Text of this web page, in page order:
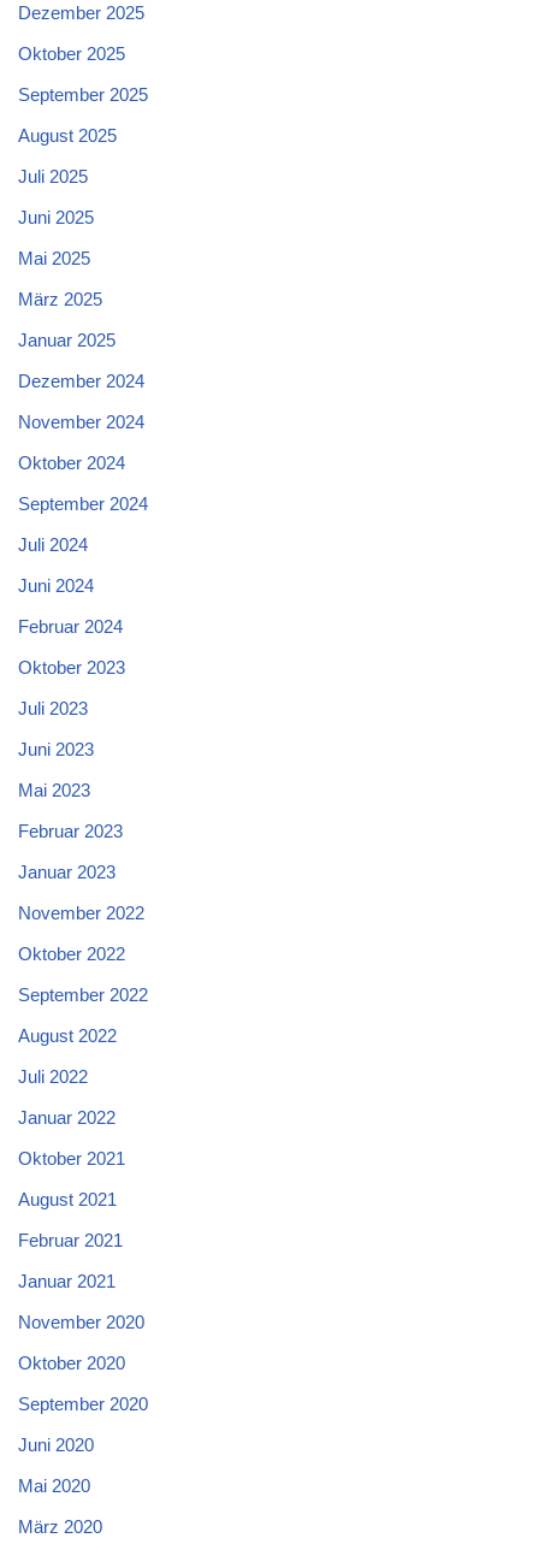
Dezember 2025
Oktober 2025
September 2025
August 2025
Juli 2025
Juni 2025
Mai 2025
März 2025
Januar 2025
Dezember 2024
November 2024
Oktober 2024
September 2024
Juli 2024
Juni 2024
Februar 2024
Oktober 2023
Juli 2023
Juni 2023
Mai 2023
Februar 2023
Januar 2023
November 2022
Oktober 2022
September 2022
August 2022
Juli 2022
Januar 2022
Oktober 2021
August 2021
Februar 2021
Januar 2021
November 2020
Oktober 2020
September 2020
Juni 2020
Mai 2020
März 2020